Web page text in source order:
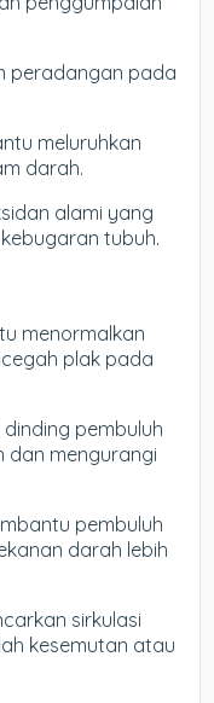
peradangan pada
meluruhkan
darah.
alami yang
tubuh.
menormalkan
plak pada
pembuluh
dan mengurangi
pembuluh
darah lebih
sirkulasi
kesemutan atau